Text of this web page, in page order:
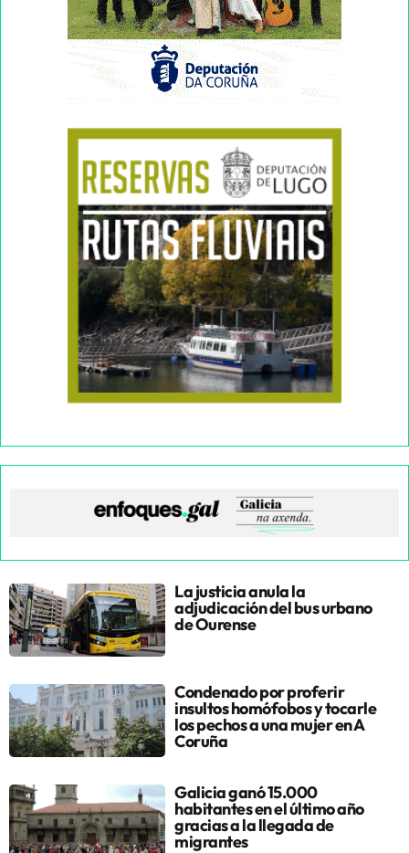
La justicia anula la
adjudicación del bus urbano
de Ourense
Condenado por proferir
insultos homófobos y tocarle
los pechos a una mujer en A
Coruña
Galicia ganó 15.000
habitantes en el último año
gracias a la llegada de
migrantes